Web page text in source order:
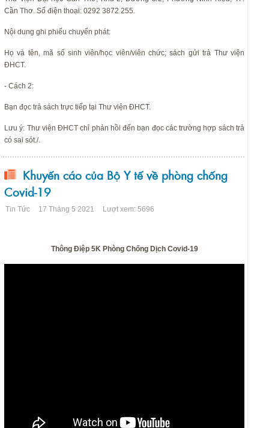
Cần Thơ. Số điện thoại: 0292 3872 255.
Nội dung ghi phiếu chuyển phát:
Họ và tên, mã số sinh viên/học viên/viên chức; sách gửi trả Thư viện
ĐHCT.
- Cách 2:
Bạn đọc trả sách trực tiếp tại Thư viện ĐHCT.
Lưu ý: Thư viện ĐHCT chỉ phản hồi đến bạn đọc các trường hợp sách trả
có sai sót./.
Khuyến cáo của Bộ Y tế về phòng chống
Covid-19
Tin Tức 17 Tháng 5 2021 Lượt xem: 5696
Thông Điệp 5K Phòng Chống Dịch Covid-19